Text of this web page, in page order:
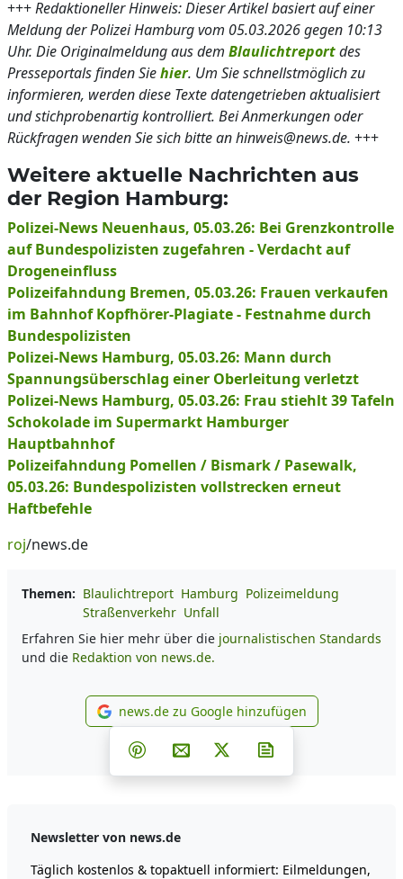
+++Redaktioneller Hinweis: Dieser Artikel basiert auf einer
Meldung der Polizei Hamburg vom 05.03.2026 gegen 10:13
Uhr. Die Originalmeldung aus dem Blaulichtreportdes
Presseportals finden Siehier. Um Sie schnellstmöglich zu
informieren, werden diese Texte datengetrieben aktualisiert
und stichprobenartig kontrolliert. Bei Anmerkungen oder
Rückfragen wenden Sie sich bitte an hinweis@news.de. +++
Weitere aktuelle Nachrichten aus
der Region Hamburg:
Polizei-News Neuenhaus, 05.03.26: Bei Grenzkontrolle
auf Bundespolizisten zugefahren - Verdacht auf
Drogeneinfluss
Polizeifahndung Bremen, 05.03.26: Frauen verkaufen
im Bahnhof Kopfhörer-Plagiate - Festnahme durch
Bundespolizisten
Polizei-News Hamburg, 05.03.26: Mann durch
Spannungsüberschlag einer Oberleitung verletzt
Polizei-News Hamburg, 05.03.26: Frau stiehlt 39 Tafeln
Schokolade im Supermarkt Hamburger
Hauptbahnhof
Polizeifahndung Pomellen / Bismark / Pasewalk,
05.03.26: Bundespolizisten vollstrecken erneut
Haftbefehle
roj/news.de
Themen: Blaulichtreport Hamburg Polizeimeldung
Straßenverkehr Unfall
Erfahren Sie hier mehr über die journalistischen Standards
und die Redaktion von news.de.
news.de zu Google
news.de zu Google hinzufügen
Teilen auf Facebook
Teilen auf Whatsapp
Teilen auf Telegram
Teilen auf Pinterest
Per E-Mail teilen
Post auf X
Newsletter von news.de
Täglich kostenlos & topaktuell informiert: Eilmeldungen,